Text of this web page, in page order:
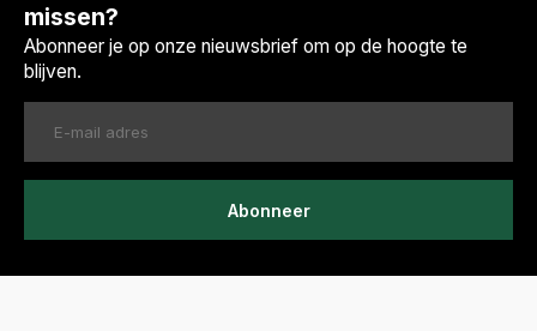
missen?
Abonneer je op onze nieuwsbrief om op de hoogte te
blijven.
Abonneer